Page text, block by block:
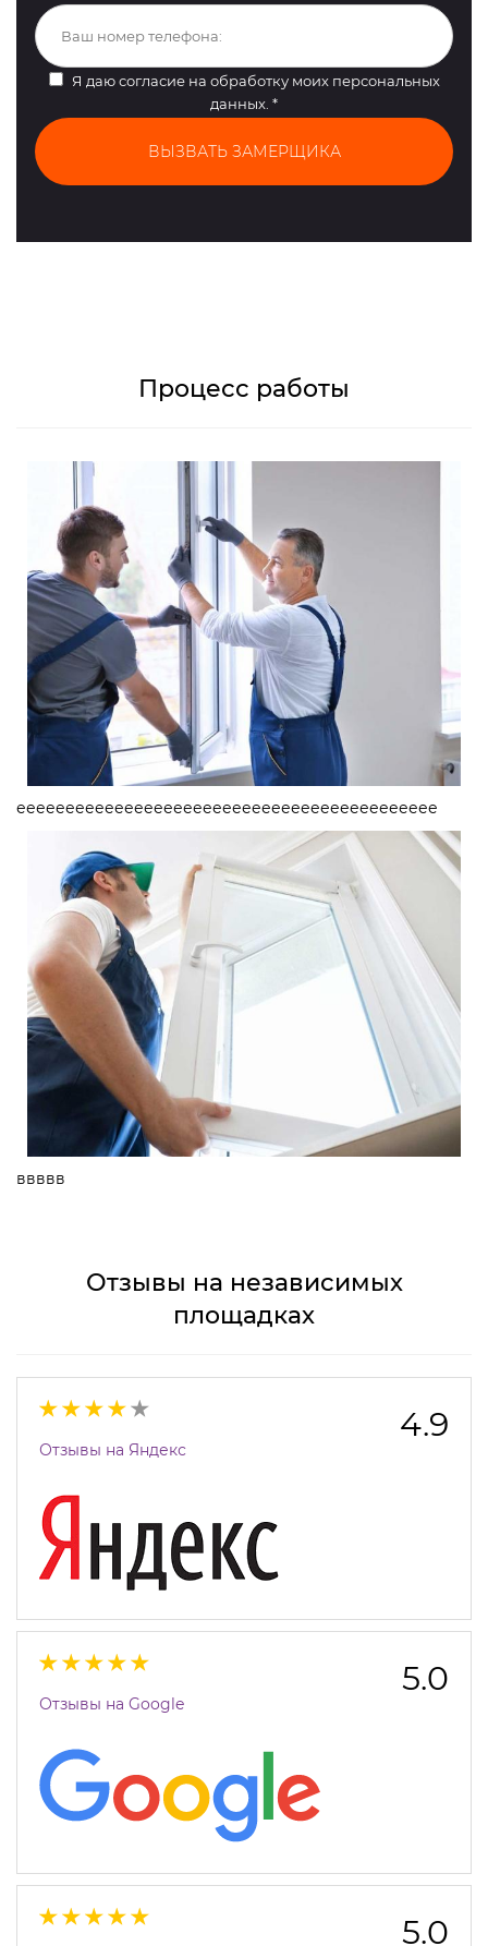
Я даю согласие на обработку моих персональных
данных *
Процесс работы
еееееееееееееееееееееееееееееееееееееееееее
ввввв
Отзывы на независимых
площадках
4.9
Отзывы на Яндекс
5.0
Отзывы на Google
5.0